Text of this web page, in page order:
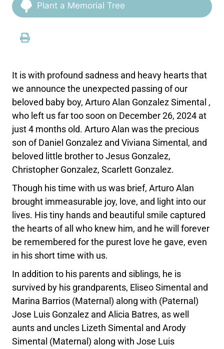
Plant a Memorial Tree
It is with profound sadness and heavy hearts that
we announce the unexpected passing of our
beloved baby boy, Arturo Alan Gonzalez Simental ,
who left us far too soon on December 26, 2024 at
just 4 months old. Arturo Alan was the precious
son of Daniel Gonzalez and Viviana Simental, and
beloved little brother to Jesus Gonzalez,
Christopher Gonzalez, Scarlett Gonzalez.
Though his time with us was brief, Arturo Alan
brought immeasurable joy, love, and light into our
lives. His tiny hands and beautiful smile captured
the hearts of all who knew him, and he will forever
be remembered for the purest love he gave, even
in his short time with us.
In addition to his parents and siblings, he is
survived by his grandparents, Eliseo Simental and
Marina Barrios (Maternal) along with (Paternal)
Jose Luis Gonzalez and Alicia Batres, as well
aunts and uncles Lizeth Simental and Arody
Simental (Maternal) along with Jose Luis